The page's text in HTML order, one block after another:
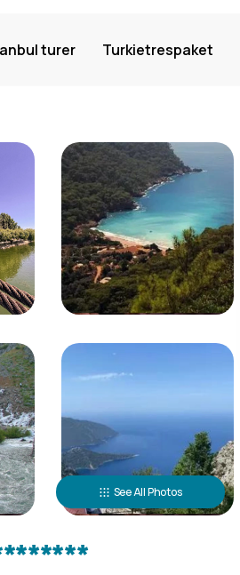
turer Turkietrespaket
See All Photos